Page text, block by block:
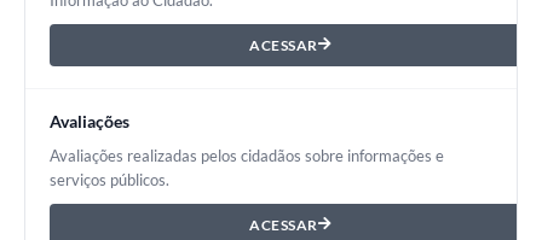
ACESSAR
Avaliações
Avaliações realizadas pelos cidadãos sobre informações e
serviços públicos.
ACESSAR